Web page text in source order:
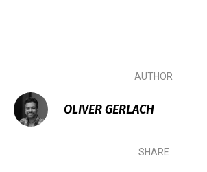
AUTHOR
OLIVER GERLACH
SHARE